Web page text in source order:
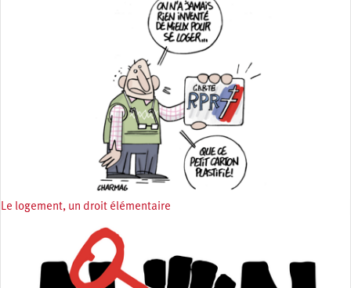
Le logement, un droit élémentaire